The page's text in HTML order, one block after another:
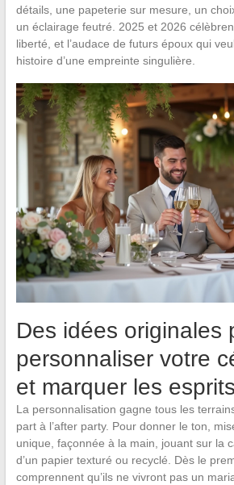
détails, une papeterie sur mesure, un
un éclairage feutré. 2025 et 2026
liberté, et l’audace de futurs époux qui
histoire d’une empreinte singulière.
Des idées originales
personnaliser votre
et marquer les esprits
La personnalisation gagne tous les
part à l’after party. Pour donner le ton,
unique, façonnée à la main, jouant sur la
d’un papier texturé ou recyclé. Dès le
comprennent qu’ils ne vivront pas un